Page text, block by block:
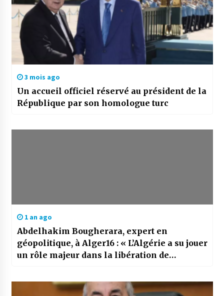
3 mois ago
Un accueil officiel réservé au président de la
République par son homologue turc
1 an ago
Abdelhakim Bougherara, expert en
géopolitique, à Alger16 : « L’Algérie a su jouer
un rôle majeur dans la libération de